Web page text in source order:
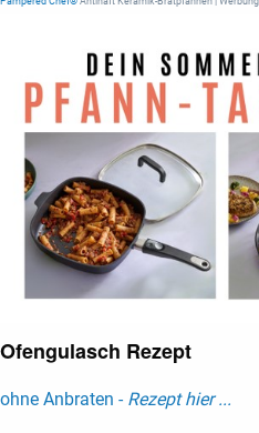
Ofengulasch Rezept
ohne Anbraten - Rezept hier ...